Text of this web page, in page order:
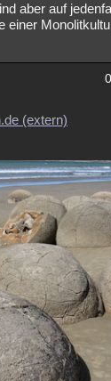
aber auf
einer
(extern)